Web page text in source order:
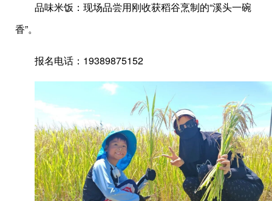
品味米饭：现场品尝用刚收获稻谷烹制的“溪头一碗
香”。
报名电话：19389875152